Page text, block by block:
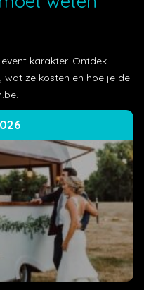
karakter. Ontdek
ze kosten en hoe je de